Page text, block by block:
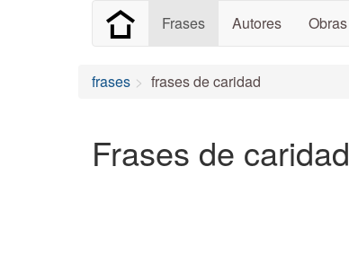
Frases Autores Obras
frases frases de caridad
Frases de caridad